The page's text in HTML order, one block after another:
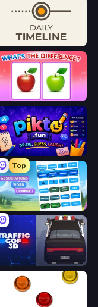
Daily Timeline
What's The Difference?
Pikto.fun
Top
Associations - Word Connect
Traffic Cop 3D